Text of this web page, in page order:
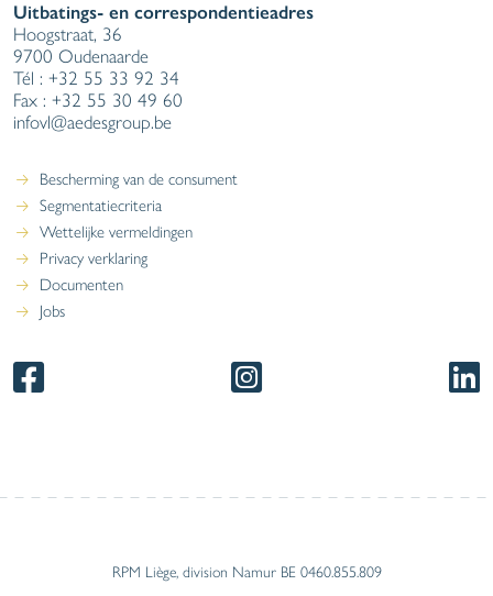
Uitbatings- en correspondentieadres
Hoogstraat, 36
9700 Oudenaarde
Tél : +32 55 33 92 34
Fax : +32 55 30 49 60
infovl@aedesgroup.be
Bescherming van de consument
Segmentatiecriteria
Wettelijke vermeldingen
Privacy verklaring
Documenten
Jobs
RPM Liège, division Namur BE 0460.855.809